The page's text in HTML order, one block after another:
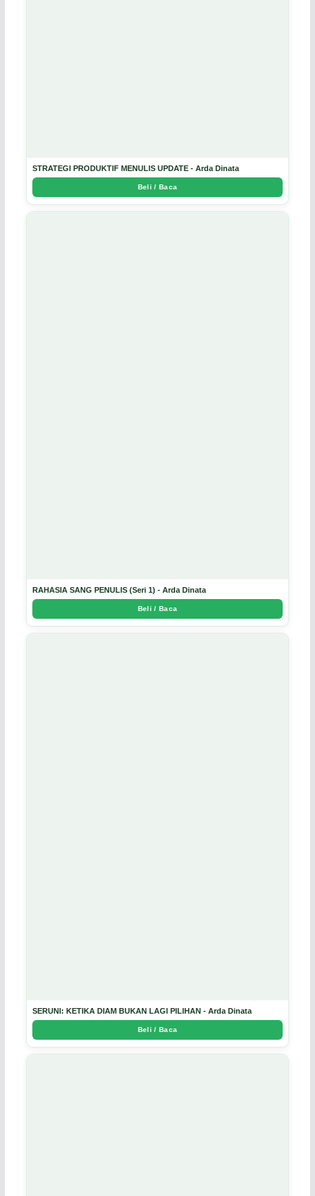
STRATEGI PRODUKTIF MENULIS UPDATE - Arda Dinata
Beli / Baca
RAHASIA SANG PENULIS (Seri 1) - Arda Dinata
Beli / Baca
SERUNI: KETIKA DIAM BUKAN LAGI PILIHAN - Arda Dinata
Beli / Baca